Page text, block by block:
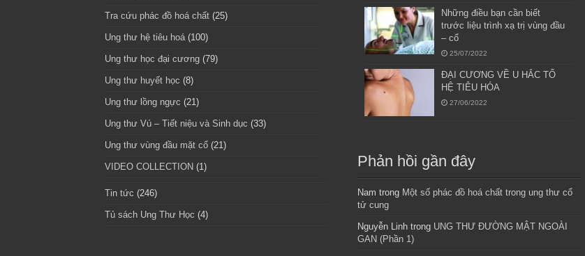
Tra cứu phác đồ hoá chất(25)
Ung thư hệ tiêu hoá(100)
Ung thư học đại cương(79)
Ung thư huyết học (8)
Ung thư lồng ngực (21)
Ung thư Vú – Tiết niệu và Sinh dục (33)
Ung thư vùng đầu mặt cổ(21)
VIDEO COLLECTION (1)
Tin tức (246)
Tủ sách Ung Thư Học (4)
Những điều bạn cần biết
trước liệu trình xạ trị vùng đầu
– cổ
25/07/2022
ĐẠI CƯƠNG VỀ U HẮC TỐ
HỆ TIÊU HÓA
27/06/2022
Phản hồi gần đây
Nam trong Một số phác đồ hoá chất trong ung thư cổ
tử cung
Nguyễn Linhtrong UNG THƯ ĐƯỜNG MẬT NGOÀI
GAN (Phần 1)